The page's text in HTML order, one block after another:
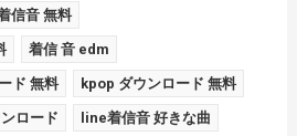
信音 無料
着信 音 edm
ド 無料 kpop ダウンロード 無料
ロード line着信音 好きな曲